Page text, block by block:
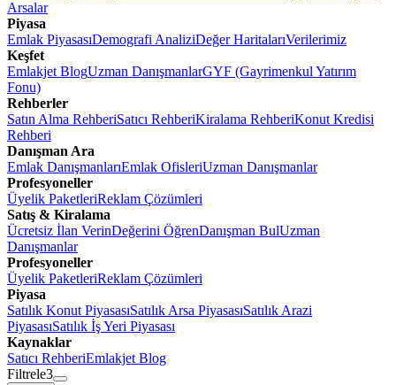
Arsalar
Piyasa
Emlak PiyasasıDemografi AnaliziDeğer HaritalarıVerilerimiz
Keşfet
Emlakjet BlogUzman DanışmanlarGYF (Gayrimenkul Yatırım
Fonu)
Rehberler
Satın Alma RehberiSatıcı RehberiKiralama RehberiKonut Kredisi
Rehberi
Danışman Ara
Emlak DanışmanlarıEmlak OfisleriUzman Danışmanlar
Profesyoneller
Üyelik PaketleriReklam Çözümleri
Satış & Kiralama
Ücretsiz İlan VerinDeğerini ÖğrenDanışman BulUzman
Danışmanlar
Profesyoneller
Üyelik PaketleriReklam Çözümleri
Piyasa
Satılık Konut PiyasasıSatılık Arsa PiyasasıSatılık Arazi
PiyasasıSatılık İş Yeri Piyasası
Kaynaklar
Satıcı RehberiEmlakjet Blog
Filtrele3